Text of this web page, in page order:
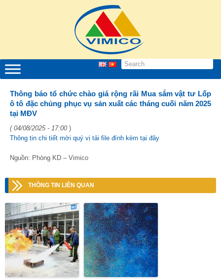
Thông báo tổ chức chào giá rộng rãi Mua sắm vật tư Lốp
ô tô đặc chủng phục vụ sản xuất các tháng cuối năm 2025
tại MĐV
( 04/08/2025 - 17:00 )
Thông tin chi tiết mời quý vị tải file đính kèm tại đây
Nguồn: Phòng KD – Vimico
THÔNG TIN LIÊN QUAN